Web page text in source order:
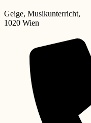
Geige, Musikunterricht,
1020 Wien